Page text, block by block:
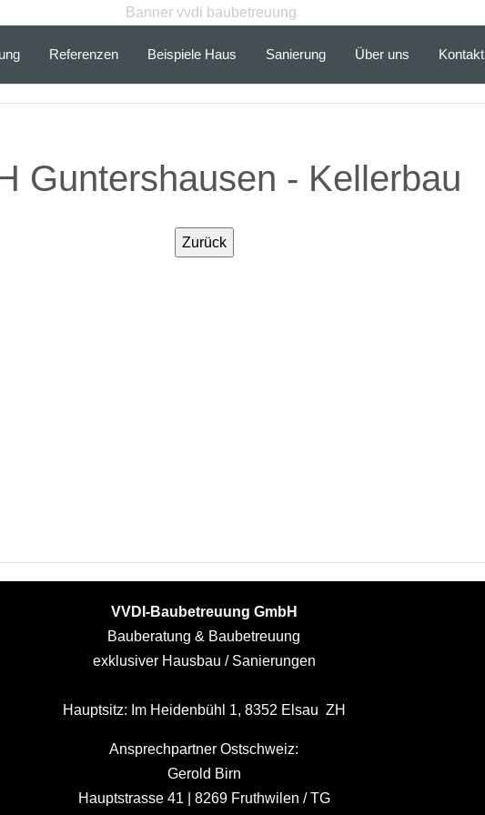
Referenzen Beispiele Haus Sanierung Über uns Kontakt
Guntershausen - Kellerbau
VVDI-Baubetreuung GmbH
Bauberatung & Baubetreuung
exklusiver Hausbau / Sanierungen
Hauptsitz: Im Heidenbühl 1, 8352 Elsau ZH
Ansprechpartner Ostschweiz:
Gerold Birn
Hauptstrasse 41 | 8269 Fruthwilen / TG